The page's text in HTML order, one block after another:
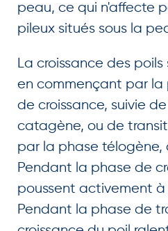
peau, ce qui n'affecte
pileux situés sous la
La croissance des
en commençant par la
de croissance, suivie
catagène, ou de
par la phase télogène,
Pendant la phase de
poussent activement à
Pendant la phase de